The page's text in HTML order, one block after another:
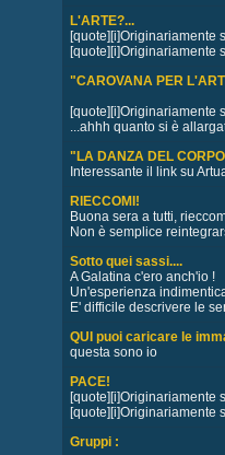
L'ARTE?...
[quote][i]Originariamente
[quote][i]Originariamente
"CAROVANA PER
[quote][i]Originariamente
...ahhh quanto si è
"LA DANZA DEL
Interessante il link su
RIECCOMI!
Buona sera a tutti,
Non è semplice
Sotto quei sassi....
A Galatina c'ero anch'io !
Un'esperienza
E' difficile descrivere le
QUI puoi caricare le
questa sono io
PACE!
[quote][i]Originariamente
[quote][i]Originariamente
Gruppi :